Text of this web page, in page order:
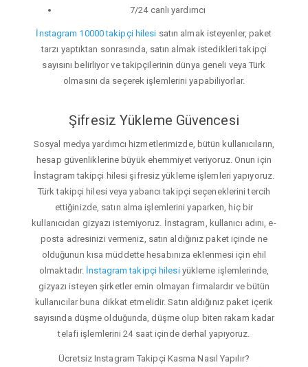
7/24 canlı yardımcı
İnstagram 10000 takipçi hilesi satın almak isteyenler, paket
tarzı yaptıktan sonrasında, satın almak istedikleri takipçi
sayısını belirliyor ve takipçilerinin dünya geneli veya Türk
olmasını da seçerek işlemlerini yapabiliyorlar.
Şifresiz Yükleme Güvencesi
Sosyal medya yardımcı hizmetlerimizde, bütün kullanıcıların,
hesap güvenliklerine büyük ehemmiyet veriyoruz. Onun için
İnstagram takipçi hilesi şifresiz yükleme işlemleri yapıyoruz.
Türk takipçi hilesi veya yabancı takipçi seçeneklerini tercih
ettiğinizde, satın alma işlemlerini yaparken, hiç bir
kullanıcıdan gizyazı istemiyoruz. İnstagram, kullanıcı adını, e-
posta adresinizi vermeniz, satın aldığınız paket içinde ne
olduğunun kısa müddette hesabınıza eklenmesi için ehil
olmaktadır. İnstagram takipçi hilesiyükleme işlemlerinde,
gizyazı isteyen şirketler emin olmayan firmalardır ve bütün
kullanıcılar buna dikkat etmelidir. Satın aldığınız paket içerik
sayısında düşme olduğunda, düşme olup biten rakam kadar
telafi işlemlerini 24 saat içinde derhal yapıyoruz.
Ücretsiz Instagram Takipçi Kasma Nasıl Yapılır?